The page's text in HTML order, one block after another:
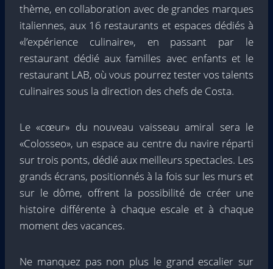
thème, en collaboration avec de grandes marques
italiennes, aux 16 restaurants et espaces dédiés à
«l’expérience culinaire», en passant par le
restaurant dédié aux familles avec enfants et le
restaurant LAB, où vous pourrez tester vos talents
culinaires sous la direction des chefs de Costa.
Le «cœur» du nouveau vaisseau amiral sera le
«Colosseo», un espace au centre du navire réparti
sur trois ponts, dédié aux meilleurs spectacles. Les
grands écrans, positionnés à la fois sur les murs et
sur le dôme, offrent la possibilité de créer une
histoire différente à chaque escale et à chaque
moment des vacances.
Ne manquez pas non plus le grand escalier sur